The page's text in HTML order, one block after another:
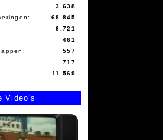
3.638
68.845
6.721
461
557
717
11.569
Video's